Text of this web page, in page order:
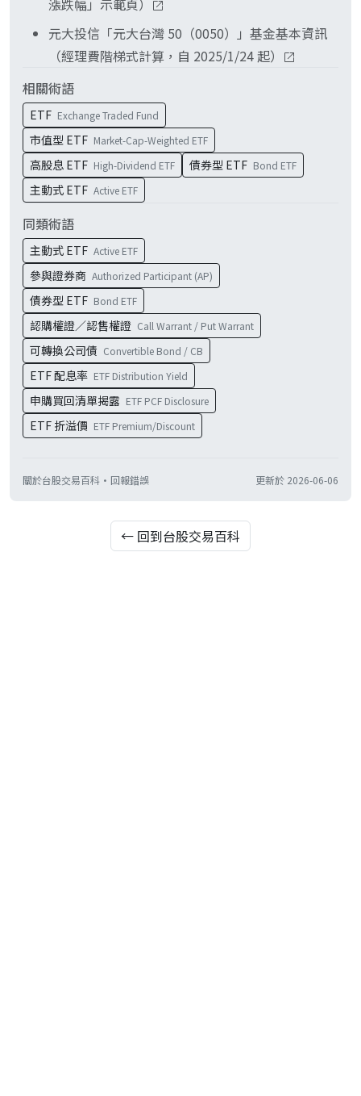
商品才有意義。
漲跌幅」示範頁）
元大投信「元大台灣 50（0050）」基金基本資訊
（經理費階梯式計算，自 2025/1/24 起）
相關術語
ETF Exchange Traded Fund
市值型 ETF Market-Cap-Weighted ETF
高股息 ETF High-Dividend ETF 債券型 ETF Bond ETF
主動式 ETF Active ETF
同類術語
主動式 ETF Active ETF
參與證券商 Authorized Participant (AP)
債券型 ETF Bond ETF
認購權證／認售權證 Call Warrant / Put Warrant
可轉換公司債 Convertible Bond / CB
ETF 配息率 ETF Distribution Yield
申購買回清單揭露 ETF PCF Disclosure
ETF 折溢價 ETF Premium/Discount
關於台股交易百科 · 回報錯誤 更新於 2026-06-06
← 回到台股交易百科